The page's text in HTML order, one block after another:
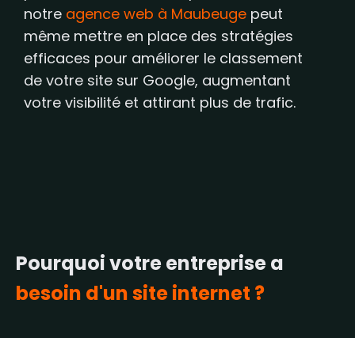
notre agence web à Maubeuge peut
même mettre en place des stratégies
efficaces pour améliorer le classement
de votre site sur Google, augmentant
votre visibilité et attirant plus de trafic.
Pourquoi votre entreprise a
besoin d'un site internet ?